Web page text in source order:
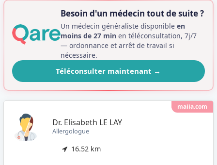
Besoin d'un médecin tout de suite ?
Un médecin généraliste disponibleen
moins de 27 min en téléconsultation, 7j/7
— ordonnance et arrêt de travail si
nécessaire.
Téléconsulter maintenant →
maiia.com
Dr. Elisabeth LE LAY
Allergologue
16.52 km